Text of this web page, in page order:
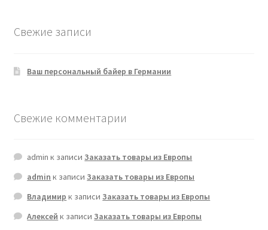
Свежие записи
Ваш персональный байер в Германии
Свежие комментарии
admin к записиЗаказать товары из Европы
admin к записиЗаказать товары из Европы
Владимир к записиЗаказать товары из Европы
Алексей к записиЗаказать товары из Европы